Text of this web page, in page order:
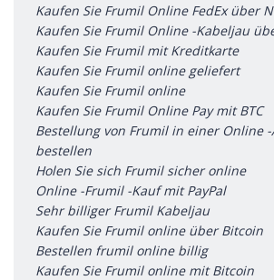
Kaufen Sie Frumil Online FedEx über
Kaufen Sie Frumil Online -Kabeljau
Kaufen Sie Frumil mit Kreditkarte
Kaufen Sie Frumil online geliefert
Kaufen Sie Frumil online
Kaufen Sie Frumil Online Pay mit BTC
Bestellung von Frumil in einer Online
bestellen
Holen Sie sich Frumil sicher online
Online -Frumil -Kauf mit PayPal
Sehr billiger Frumil Kabeljau
Kaufen Sie Frumil online über Bitcoin
Bestellen frumil online billig
Kaufen Sie Frumil online mit Bitcoin